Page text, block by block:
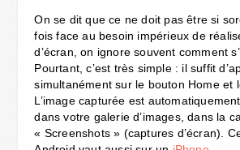
On se dit que ce ne doit pas être si
fois face au besoin impérieux de
d’écran, on ignore souvent comment
Pourtant, c’est très simple : il suffit
simultanément sur le bouton Home et
L’image capturée est
dans votre galerie d’images, dans la
« Screenshots » (captures d’écran).